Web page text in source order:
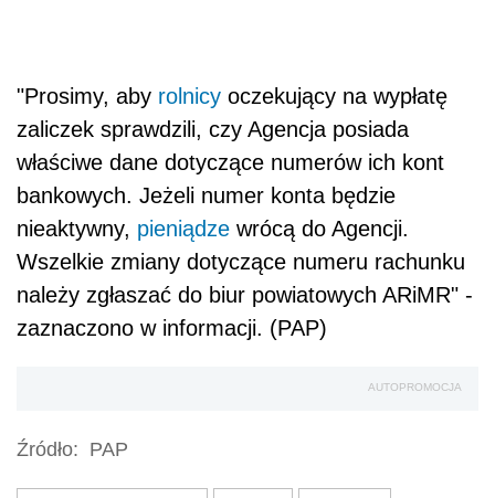
"Prosimy, aby rolnicy oczekujący na wypłatę
zaliczek sprawdzili, czy Agencja posiada
właściwe dane dotyczące numerów ich kont
bankowych. Jeżeli numer konta będzie
nieaktywny, pieniądze wrócą do Agencji.
Wszelkie zmiany dotyczące numeru rachunku
należy zgłaszać do biur powiatowych ARiMR" -
zaznaczono w informacji. (PAP)
AUTOPROMOCJA
Źródło: PAP